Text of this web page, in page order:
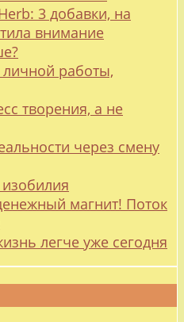
3 добавки, на
внимание
работы,
творения, а не
через смену
магнит! Поток
легче уже сегодня